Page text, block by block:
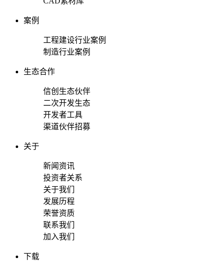
案例
工程建设行业案例
制造行业案例
生态合作
信创生态伙伴
二次开发生态
开发者工具
渠道伙伴招募
关于
新闻资讯
投资者关系
关于我们
发展历程
荣誉资质
联系我们
加入我们
下载